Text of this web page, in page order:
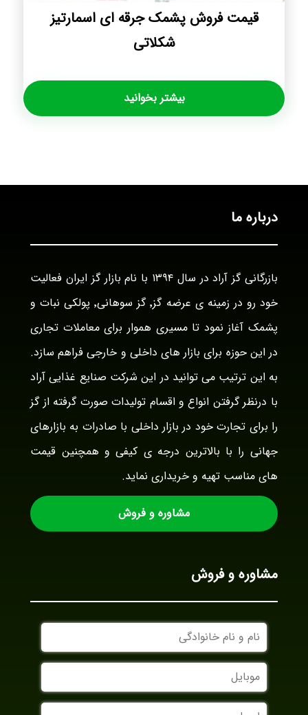
قیمت فروش پشمک جرقه ای اسمارتیز
شکلاتی
بیشتر بخوانید
درباره ما
بازرگانی گز آراد در سال ۱۳۹۴ با نام بازار گز ایران فعالیت
خود رو در زمینه ی عرضه گز٬ گز سوهانی٬ پولکی نبات و
پشمک آغاز نمود تا مسیری هموار برای معاملات تجاری
در این حوزه برای بازار های داخلی و خارجی فراهم سازد.
به این ترتیب می توانید در این شرکت صنایع غذایی آراد
با درنظر گرفتن انواع و اقسام تولیدات صورت گرفته از گز
را برای تجارت خود در بازار داخلی با صادرات به بازارهای
جهانی را با بالاترین درجه ی کیفی و همچنین قیمت
های مناسب تهیه و خریداری نماید.
مشاوره و فروش
مشاوره و فروش
نام
و
نام
خانوادگی
موبایل
ایمیل